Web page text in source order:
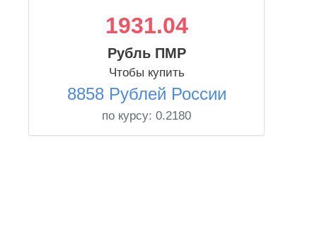
1931.04
Рубль ПМР
Чтобы купить
8858 Рублей России
по курсу: 0.2180